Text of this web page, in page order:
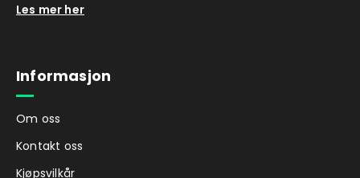
Les mer her
Informasjon
Om oss
Kontakt oss
Kjøpsvilkår